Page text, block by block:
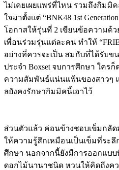
ไม่เคยเผยแพร่ที่ไหน รวมถึงกิมมิ
ใจมาตั้งแต่ “BNK48 1st
โอกาสให้รุ่นที่ 2 เขียนข้อความด้
เพื่อนร่วมรุ่นแต่ละคน ทำให้
อย่างที่ควรจะเป็น สมกับที่ได้รับข
ประจำ Boxset จบการศึกษา ใคร
ความสัมพันธ์แน่นแฟ้นของสาวๆ
ลยังคงรักษากิมมิคนี้เอาไว้
ส่วนตัวแล้ว ค่อนข้างชอบเข็มกลัด
ให้ความรู้สึกเหมือนเป็นเข็มที่ระลึ
ศึกษา นอกจากนี้ยังมีการออกแบบ
ดอกไม้นานาชนิด หวนให้คิดถึงค